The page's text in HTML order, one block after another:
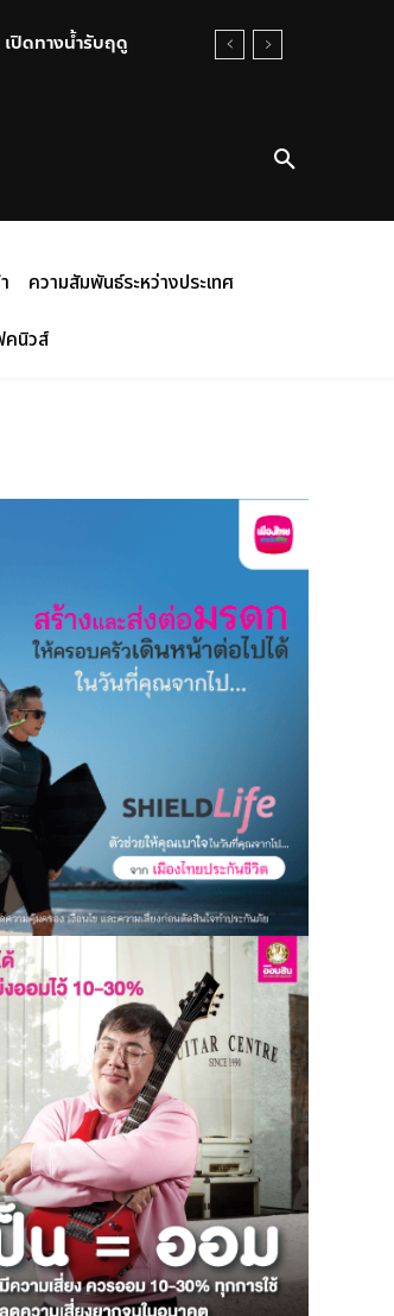
ปิดทางน้ำรับฤดู
ความสัมพันธ์ระหว่างประเทศ
คนิวส์